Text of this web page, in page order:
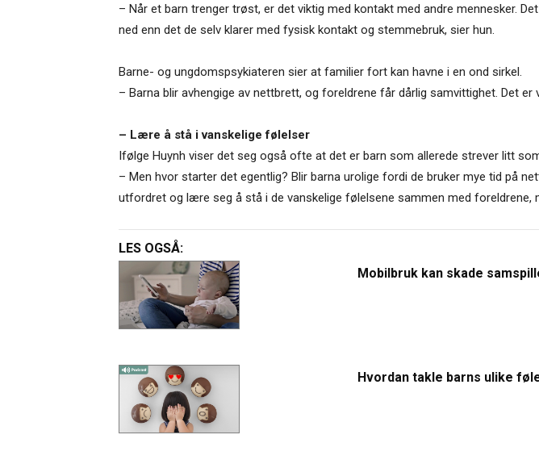
– Når et barn trenger trøst, er det viktig med kontakt med andre mennesker.
ned enn det de selv klarer med fysisk kontakt og stemmebruk, sier hun.
Barne- og ungdomspsykiateren sier at familier fort kan havne i en ond sirkel.
– Barna blir avhengige av nettbrett, og foreldrene får dårlig samvittighet. Det
– Lære å stå i vanskelige følelser
Ifølge Huynh viser det seg også ofte at det er barn som allerede strever litt
– Men hvor starter det egentlig? Blir barna urolige fordi de bruker mye tid på
utfordret og lære seg å stå i de vanskelige følelsene sammen med foreldrene,
LES OGSÅ:
Mobilbruk kan skade
Hvordan takle barns ulike